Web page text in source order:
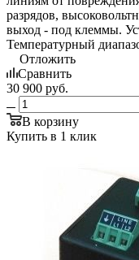
разрядов,
выход - под клеммы.
Температурный
Отложить
Сравнить
30 900 руб.
В корзину
Купить в 1 клик